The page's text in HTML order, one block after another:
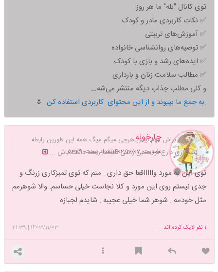
توی کانال "بله" ما هر روز:
✅ نکات کاربردی مادر و کودک
✅ آموزش‌های تربیتی
✅ توصیه‌های روانشناسی خانواده
✅ ایده‌های رشد و بازی با کودک
✅ مطالب سلامت زنان و بارداری
و کلی مطلب جذاب دیگه منتشر می‌شه...
به جمع ما بپیوند و از این محتوای کاربردی استفاده کن.
🌷
چارخونه
عضویت: 1402/10/07 تعداد پست: 5329
اصن براش مهم نیس.هرچی میگم میگ همه این طورین رابطه
کثیفکاری دارع برا همین راضی نمیشم رابطه داشته باش ...
توی این یه مورد واااااقعا حق داری . منم که توی تمیزکاری زرنگ و
جدی نیستم روی این مورد و کلا نجاست خیلی حساسم. والا شوهرمم
مثل خودمه . شوهر شما خیلی عجیبه . شایدم لجبازه
1403/11/03
|
21:39 1نفر لایک کرده اند ...